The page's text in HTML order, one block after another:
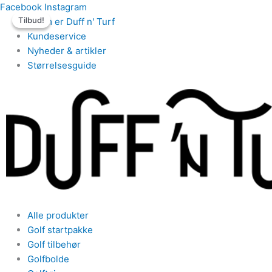
Gå
indholdet
Facebook Instagram
Hvem er Duff n' Turf
Kundeservice
Nyheder & artikler
Størrelsesguide
Alle produkter
Golf startpakke
Golf tilbehør
Golfbolde
Den
oprindelige
pris
var:
kr.249.
Den
aktuelle
pris
er:
kr.169.
Den
oprindelige
pris
var:
kr.249.
Den
aktuelle
pris
er:
kr.169.
Tilbud!
Tilbud!